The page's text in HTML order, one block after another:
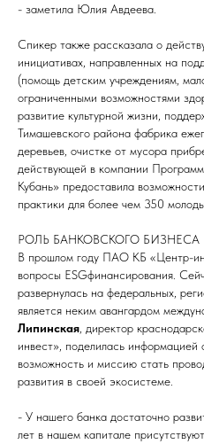
- заметила Юлия Авдеева.
Спикер также рассказала о
инициативах, направленных на
(помощь детским учреждениям,
ограниченными возможностями
развитие культурной жизни,
Тимашевского района фабрика
деревьев, очистке от мусора
действующей в компании
Кубань» предоставила
практики для более чем 350
РОЛЬ БАНКОВСКОГО БИЗНЕСА
В прошлом году ПАО КБ «Центр-
вопросы ESGфинансирования.
развернулась на федеральных,
является неким авангардом
Липинская , директор
инвест», поделилась информацией
возможность и миссию стать
развития в своей экосистеме.
- У нашего банка достаточно
лет в нашем капитале